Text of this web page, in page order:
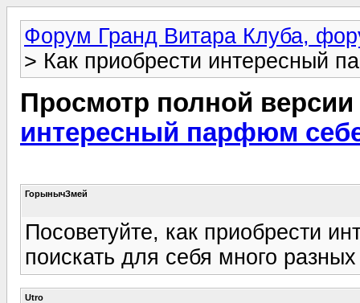
Форум Гранд Витара Клуба,
> Как приобрести интересный
Просмотр полной
интересный парфюм
ГорынычЗмей
Посоветуйте, как приобрести
поискать для себя много
Utro